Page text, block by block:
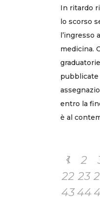
In ritardo
lo scorso
l’ingresso
medicina.
pubblicate
entro la
è al
1 2
22 23
4344